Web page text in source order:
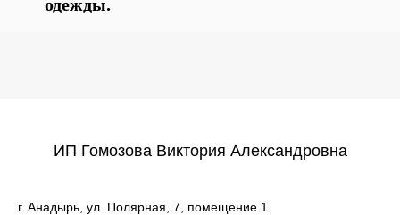
одежды.
ИП Гомозова Виктория Александровна
г. Анадырь, ул. Полярная, 7, помещение 1